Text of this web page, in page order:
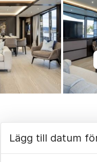
Lägg till datum